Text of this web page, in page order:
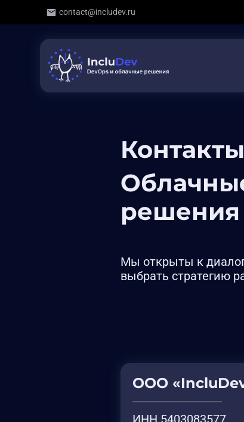
contact@includev.ru
решения
Мы открыты к
выбрать стратегию
ООО
ИНН 5403083577